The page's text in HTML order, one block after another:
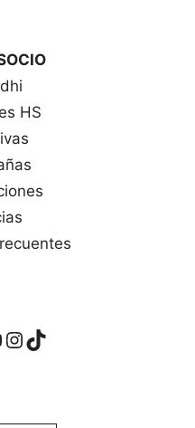
HS
Instagram
TikTok